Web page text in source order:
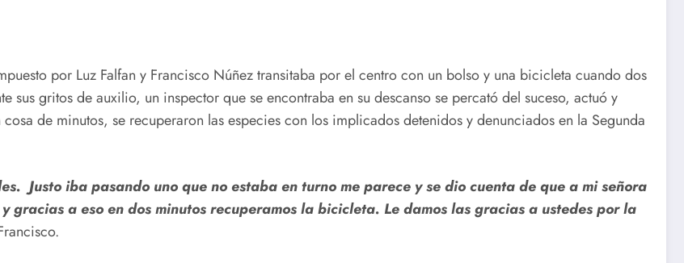
por Luz Falfan y Francisco Núñez transitaba por el centro con un bolso y una bicicleta cuando dos
sus gritos de auxilio, un inspector que se encontraba en su descanso se percató del suceso, actuó y
de minutos, se recuperaron las especies con los implicados detenidos y denunciados en la Segunda
Justo iba pasando uno que no estaba en turno me parece y se dio cuenta de que a mi señora
a eso en dos minutos recuperamos la bicicleta. Le damos las gracias a ustedes por la